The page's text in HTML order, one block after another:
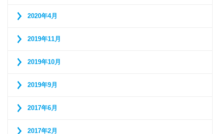
2020年4月
2019年11月
2019年10月
2019年9月
2017年6月
2017年2月